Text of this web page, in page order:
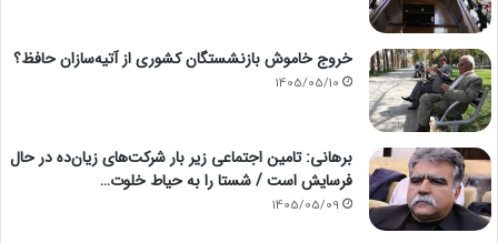
خروج خاموش بازنشستگان کشوری از آتیه‌سازان حافظ؟
1405/05/10
برهانی: تامین اجتماعی زیر بار شرکت‌های زیان‌ده در حال
فرسایش است / شستا را به حیاط خلوت…
1405/05/09